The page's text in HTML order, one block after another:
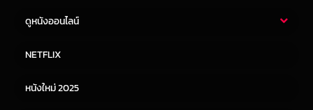
ดูหนังออนไลน์
หนังจีน
NETFLIX
หนังใหม่ 2025